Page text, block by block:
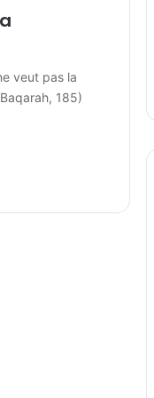
veut pas la
185)